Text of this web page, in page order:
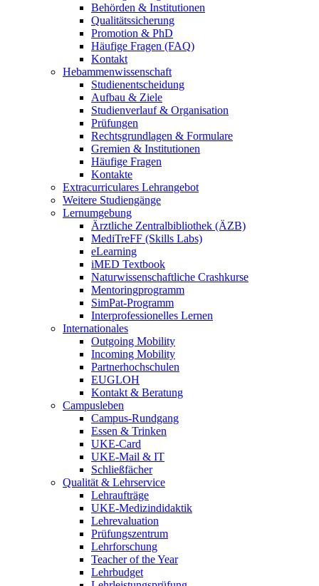
Behörden & Institutionen
Qualitätssicherung
Promotion & PhD
Häufige Fragen (FAQ)
Kontakt
Hebammenwissenschaft
Studienentscheidung
Aufbau & Ziele
Studienverlauf & Organisation
Prüfungen
Rechtsgrundlagen & Formulare
Gremien & Institutionen
Häufige Fragen
Kontakte
Extracurriculares Lehrangebot
Weitere Studiengänge
Lernumgebung
Ärztliche Zentralbibliothek (ÄZB)
MediTreFF (Skills Labs)
eLearning
iMED Textbook
Naturwissenschaftliche Crashkurse
Mentoringprogramm
SimPat-Programm
Interprofessionelles Lernen
Internationales
Outgoing Mobility
Incoming Mobility
Partnerhochschulen
EUGLOH
Kontakt & Beratung
Campusleben
Campus-Rundgang
Essen & Trinken
UKE-Card
UKE-Mail & IT
Schließfächer
Qualität & Lehrservice
Lehraufträge
UKE-Medizindidaktik
Lehrevaluation
Prüfungszentrum
Lehrforschung
Teacher of the Year
Lehrbudget